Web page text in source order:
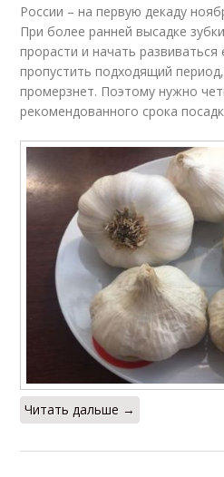
России – на первую декаду
При более ранней высадке
прорасти и начать
пропустить подходящий
промерзнет. Поэтому нужно
рекомендованного срока
Читать дальше →